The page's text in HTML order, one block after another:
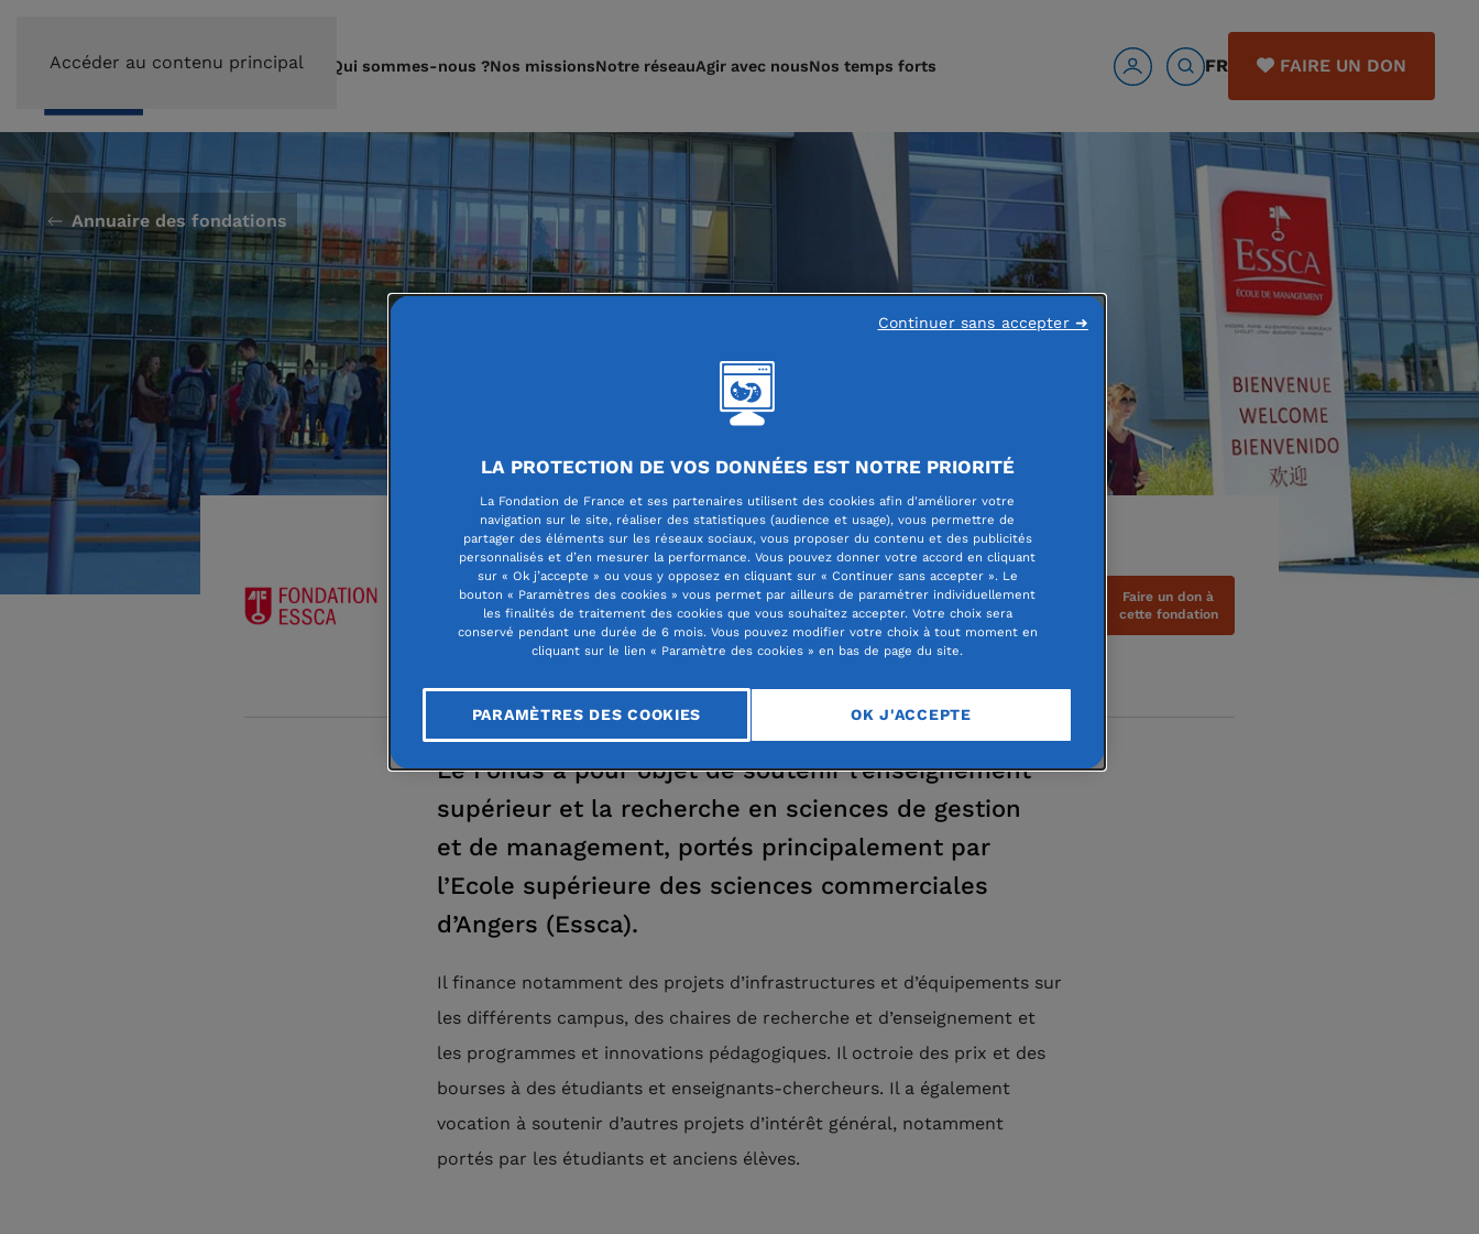
Accéder au contenu principal Qui sommes-nous ?Nos missionsNotre réseauAgir avec nousNos temps forts FR FAIRE UN DON
Annuaire des fondations
FONDATION ESSCA
40 AVENUE HOCHE - 75008 PARIS CS 30001 - FRANCE
Faire un don à
cette fondation
Le Fonds a pour objet de soutenir l’enseignement
supérieur et la recherche en sciences de gestion
et de management, portés principalement par
l’Ecole supérieure des sciences commerciales
d’Angers (Essca).
Il finance notamment des projets d’infrastructures et d’équipements sur
les différents campus, des chaires de recherche et d’enseignement et
les programmes et innovations pédagogiques. Il octroie des prix et des
bourses à des étudiants et enseignants-chercheurs. Il a également
vocation à soutenir d’autres projets d’intérêt général, notamment
portés par les étudiants et anciens élèves.
LA PROTECTION DE VOS DONNÉES EST NOTRE PRIORITÉ
La Fondation de France et ses partenaires utilisent des cookies afin d'améliorer votre
navigation sur le site, réaliser des statistiques (audience et usage), vous permettre de
partager des éléments sur les réseaux sociaux, vous proposer du contenu et des publicités
personnalisés et d’en mesurer la performance. Vous pouvez donner votre accord en cliquant
sur « Ok j’accepte » ou vous y opposez en cliquant sur « Continuer sans accepter ». Le
bouton « Paramètres des cookies » vous permet par ailleurs de paramétrer individuellement
les finalités de traitement des cookies que vous souhaitez accepter. Votre choix sera
conservé pendant une durée de 6 mois. Vous pouvez modifier votre choix à tout moment en
cliquant sur le lien « Paramètre des cookies » en bas de page du site.
PARAMÈTRES DES COOKIES OK J'ACCEPTE
Continuer sans accepter ➜